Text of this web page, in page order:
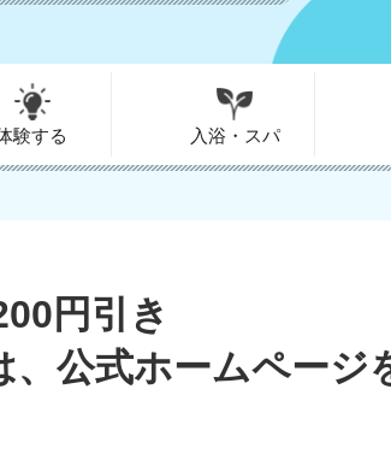
験する 入浴・スパ
円引き
公式ホームページ